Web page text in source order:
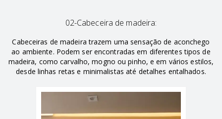
02-Cabeceira de madeira:
Cabeceiras de madeira trazem uma sensação de aconchego
ao ambiente. Podem ser encontradas em diferentes tipos de
madeira, como carvalho, mogno ou pinho, e em vários estilos,
desde linhas retas e minimalistas até detalhes entalhados.